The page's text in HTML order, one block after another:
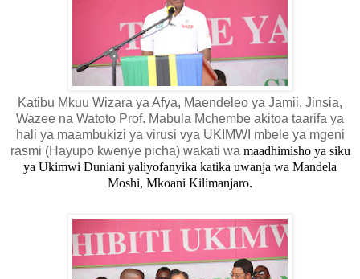
Katibu Mkuu Wizara ya Afya, Maendeleo ya Jamii, Jinsia,
Wazee na Watoto Prof. Mabula Mchembe akitoa taarifa ya
hali ya maambukizi ya virusi vya UKIMWI mbele ya mgeni
rasmi (Hayupo kwenye picha) wakati wa maadhimisho ya siku
ya Ukimwi Duniani yaliyofanyika katika uwanja wa Mandela
Moshi, Mkoani Kilimanjaro.